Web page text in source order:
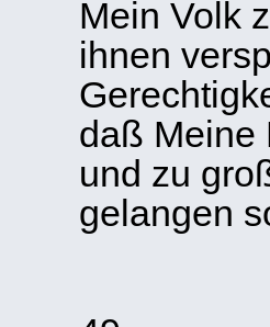
Mein Volk
ihnen
daß Meine
und zu
gelangen